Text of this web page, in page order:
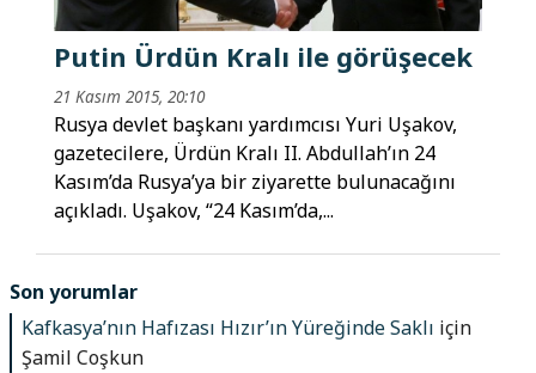
Putin Ürdün Kralı ile görüşecek
21 Kasım 2015, 20:10
Rusya devlet başkanı yardımcısı Yuri Uşakov,
gazetecilere, Ürdün Kralı II. Abdullah’ın 24
Kasım’da Rusya’ya bir ziyarette bulunacağını
açıkladı. Uşakov, “24 Kasım’da,...
Son yorumlar
Kafkasya’nın Hafızası Hızır’ın Yüreğinde Saklı için
Şamil Coşkun